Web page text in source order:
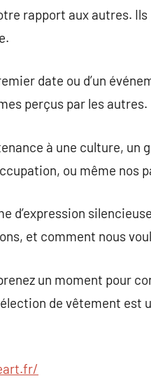
rapport aux autres.
date ou d’un
perçus par les autres.
à une culture, un
ou même nos
d’expression
et comment nous
un moment pour
de vêtement est